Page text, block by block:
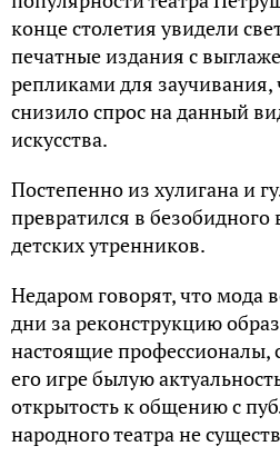
конце столетия увидели
печатные издания с
репликами для заучивания,
снизило спрос на данный
искусства.
Постепенно из хулигана и
превратился в безобидного
детских утренников.
Недаром говорят, что мода
дни за реконструкцию
настоящие профессионалы,
его игре былую
открытость к общению с
народного театра не